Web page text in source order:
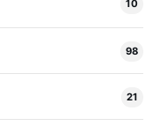
10
98
21